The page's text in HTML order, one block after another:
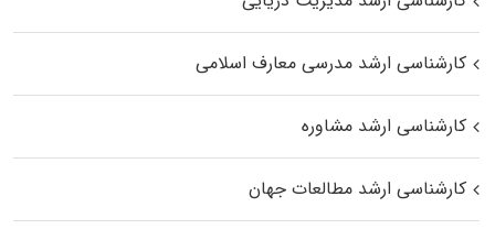
کارشناسی ارشد مدرسی معارف اسلامی
کارشناسی ارشد مشاوره
کارشناسی ارشد مطالعات جهان